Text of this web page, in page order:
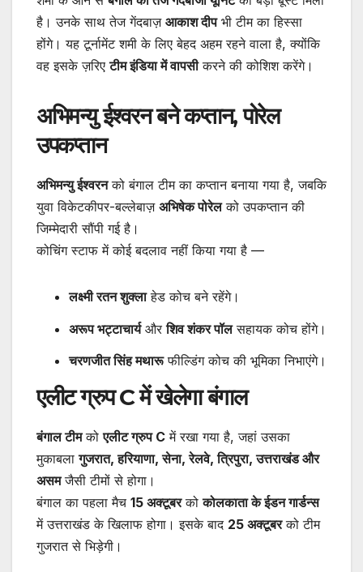
है। उनके साथ तेज गेंदबाज़ आकाश दीपभी टीम का हिस्सा
होंगे। यह टूर्नामेंट शमी के लिए बेहद अहम रहने वाला है, क्योंकि
वह इसके ज़रिएटीम इंडिया में वापसीकरने की कोशिश करेंगे।
अभिमन्यु ईश्वरन बने कप्तान, पोरेल
उपकप्तान
अभिमन्यु ईश्वरनको बंगाल टीम का कप्तान बनाया गया है, जबकि
युवा विकेटकीपर-बल्लेबाज़ अभिषेक पोरेलको उपकप्तान की
जिम्मेदारी सौंपी गई है।
कोचिंग स्टाफ में कोई बदलाव नहीं किया गया है —
लक्ष्मी रतन शुक्लाहेड कोच बने रहेंगे।
अरूप भट्टाचार्यऔरशिव शंकर पॉलसहायक कोच होंगे।
चरणजीत सिंह मथारूफील्डिंग कोच की भूमिका निभाएंगे।
एलीट ग्रुप C में खेलेगा बंगाल
बंगाल टीमकोएलीट ग्रुप C में रखा गया है, जहां उसका
मुकाबलागुजरात, हरियाणा, सेना, रेलवे, त्रिपुरा, उत्तराखंड और
असमजैसी टीमों से होगा।
बंगाल का पहला मैच 15 अक्टूबरकोकोलकाता के ईडन गार्डन्स
में उत्तराखंड के खिलाफ होगा। इसके बाद 25 अक्टूबरको टीम
गुजरात से भिड़ेगी।